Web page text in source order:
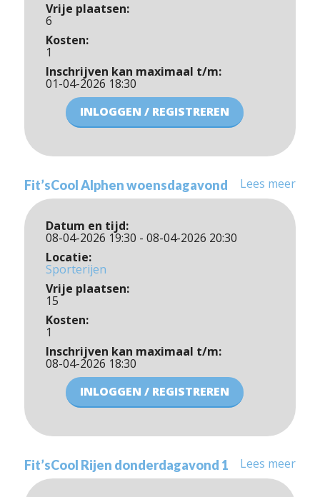
Vrije plaatsen:
6
Kosten:
1
Inschrijven kan maximaal t/m:
01-04-2026 18:30
INLOGGEN / REGISTREREN
Fit’sCool Alphen woensdagavond Lees meer
Datum en tijd:
08-04-2026 19:30 - 08-04-2026 20:30
Locatie:
Sporterijen
Vrije plaatsen:
15
Kosten:
1
Inschrijven kan maximaal t/m:
08-04-2026 18:30
INLOGGEN / REGISTREREN
Fit’sCool Rijen donderdagavond 1 Lees meer